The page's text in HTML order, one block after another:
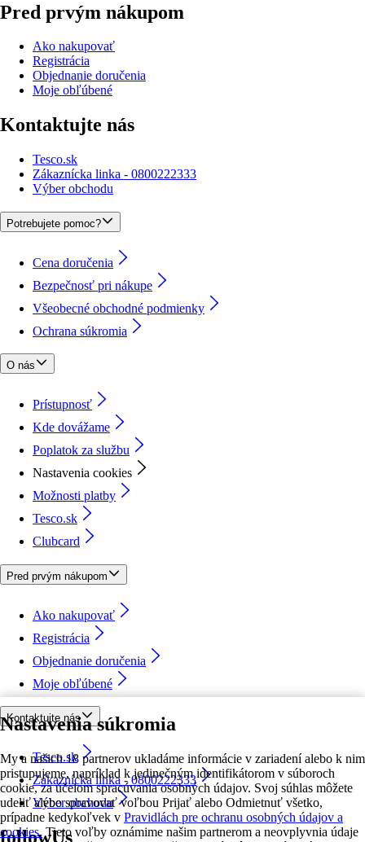
Nastavenia súkromia
My a našich 18 partnerov ukladáme informácie v zariadení alebo k nim
pristupujeme, napríklad k jedinečným identifikátorom v súboroch
cookie, za účelom spracúvania osobných údajov. Svoj súhlas môžete
udeliť alebo spravovať voľbou Prijať alebo Odmietnuť všetko,
prípadne kedykoľvek v Pravidlách pre ochranu osobných údajov a
cookies. Tieto voľby oznámime našim partnerom a neovplyvnia údaje
Pred prvým nákupom
Ako nakupovať
Registrácia
Objednanie doručenia
Moje obľúbené
Kontaktujte nás
Tesco.sk
Zákaznícka linka - 0800222333
Výber obchodu
Potrebujete pomoc?
Cena doručenia
Bezpečnosť pri nákupe
Všeobecné obchodné podmienky
Ochrana súkromia
O nás
Prístupnosť
Kde dovážame
Poplatok za službu
Nastavenia cookies
Možnosti platby
Tesco.sk
Clubcard
Pred prvým nákupom
Ako nakupovať
Registrácia
Objednanie doručenia
Moje obľúbené
Kontaktujte nás
Tesco.sk
Zákaznícka linka - 0800222333
Výber obchodu
followUs